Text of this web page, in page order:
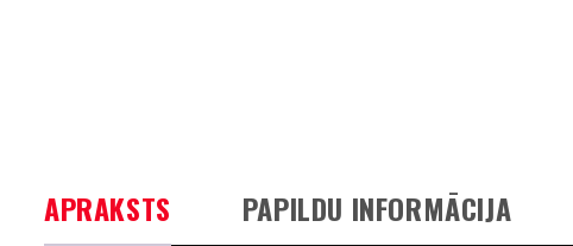
APRAKSTS PAPILDU INFORMĀCIJA